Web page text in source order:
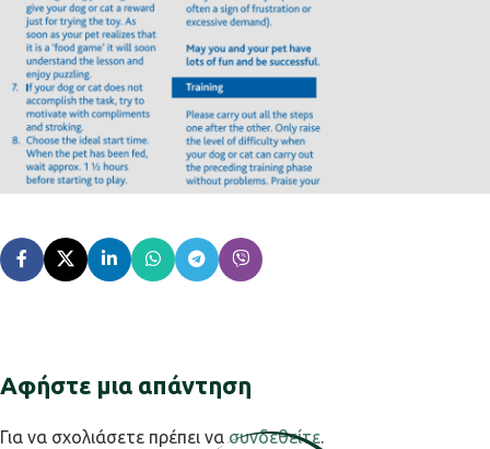
Αφήστε μια απάντηση
Για να σχολιάσετε πρέπει να συνδεθείτε.